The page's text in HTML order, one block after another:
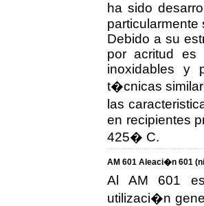
ha sido
particularmente
Debido a su
por acritud es
inoxidables y
t�cnicas
las
en recipientes
425� C.
AM 601 Aleaci�n 601
Al AM 601
utilizaci�n